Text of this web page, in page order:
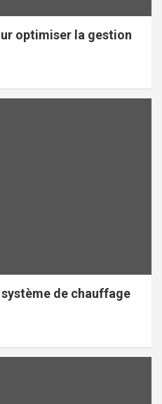
optimiser la gestion
de chauffage